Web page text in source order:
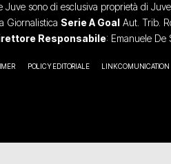
Juve sono di esclusiva proprietà di
Giornalistica Serie A GoalAut. Trib.
Responsabile: Emanuele De
POLICY EDITORIALE LINK COMUNICATION